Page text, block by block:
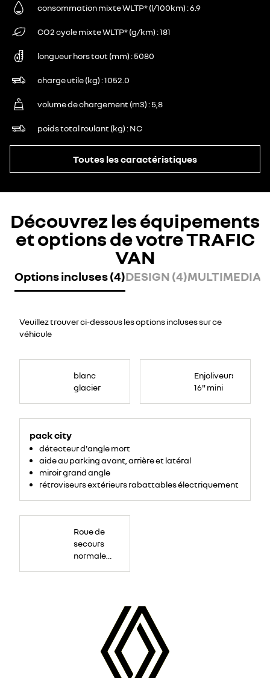
consommation mixte WLTP* (l/100km) 6.9
CO2 cycle mixte WLTP* (g/km) 181
longueur hors tout (mm) 5080
charge utile (kg) 1052.0
volume de chargement (m3) 5,8
poids total roulant (kg) NC
Toutes les caractéristiques
Découvrez les équipements
et options de votre TRAFIC
VAN
Options incluses (4)DESIGN (4)MULTIMEDIA
Veuillez trouver ci-dessous les options incluses sur ce
véhicule
blanc
glacier
Enjoliveurs
16" mini
pack city
détecteur d'angle mort
aide au parking avant, arrière et latéral
miroir grand angle
rétroviseurs extérieurs rabattables électriquement
Roue de
secours
normale